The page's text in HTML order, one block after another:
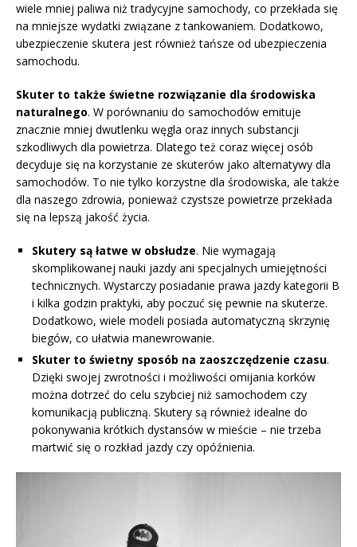
wiele mniej paliwa niż tradycyjne samochody, co przekłada się
na mniejsze wydatki związane z tankowaniem. Dodatkowo,
ubezpieczenie skutera jest również tańsze od ubezpieczenia
samochodu.
Skuter to także świetne rozwiązanie dla środowiska
naturalnego. W porównaniu do samochodów emituje
znacznie mniej dwutlenku węgla oraz innych substancji
szkodliwych dla powietrza. Dlatego też coraz więcej osób
decyduje się na korzystanie ze skuterów jako alternatywy dla
samochodów. To nie tylko korzystne dla środowiska, ale także
dla naszego zdrowia, ponieważ czystsze powietrze przekłada
się na lepszą jakość życia.
Skutery są łatwe w obsłudze. Nie wymagają
skomplikowanej nauki jazdy ani specjalnych umiejętności
technicznych. Wystarczy posiadanie prawa jazdy kategorii B
i kilka godzin praktyki, aby poczuć się pewnie na skuterze.
Dodatkowo, wiele modeli posiada automatyczną skrzynię
biegów, co ułatwia manewrowanie.
Skuter to świetny sposób na zaoszczędzenie czasu.
Dzięki swojej zwrotności i możliwości omijania korków
można dotrzeć do celu szybciej niż samochodem czy
komunikacją publiczną. Skutery są również idealne do
pokonywania krótkich dystansów w mieście – nie trzeba
martwić się o rozkład jazdy czy opóźnienia.